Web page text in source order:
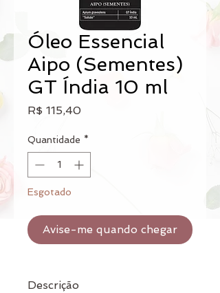
Óleo Essencial
Aipo (Sementes)
GT Índia 10 ml
R$ 115,40Preço
Quantidade *
Esgotado
Avise-me quando chegar
Descrição